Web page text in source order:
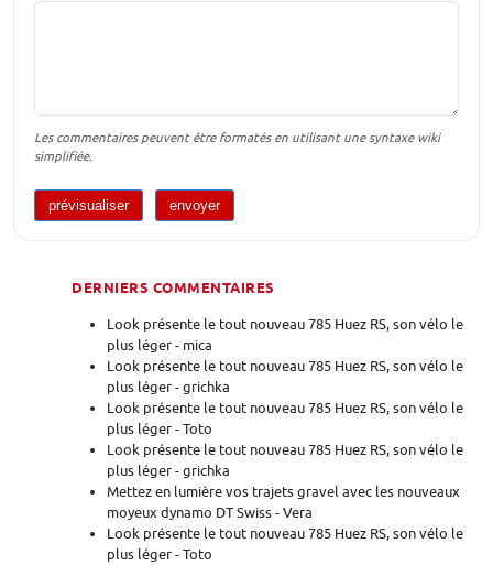
Les commentaires peuvent être formatés en utilisant une syntaxe wiki
simplifiée.
DERNIERS COMMENTAIRES
Look présente le tout nouveau 785 Huez RS, son vélo le
plus léger - mica
Look présente le tout nouveau 785 Huez RS, son vélo le
plus léger - grichka
Look présente le tout nouveau 785 Huez RS, son vélo le
plus léger - Toto
Look présente le tout nouveau 785 Huez RS, son vélo le
plus léger - grichka
Mettez en lumière vos trajets gravel avec les nouveaux
moyeux dynamo DT Swiss - Vera
Look présente le tout nouveau 785 Huez RS, son vélo le
plus léger - Toto